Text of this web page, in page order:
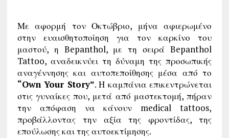
Με αφορμή τον Οκτώβριο, μήνα αφιερωμένο
στην ευαισθητοποίηση για τον καρκίνο του
μαστού, η Bepanthol, με τη σειρά Bepanthol
Tattoo, αναδεικνύει τη δύναμη της προσωπικής
αναγέννησης και αυτοπεποίθησης μέσα από το
“Own Your Story”. Η καμπάνια επικεντρώνεται
στις γυναίκες που, μετά από μαστεκτομή, πήραν
την απόφαση να κάνουν medical tattoos,
προβάλλοντας την αξία της φροντίδας, της
επούλωσης και της αυτοεκτίμησης.